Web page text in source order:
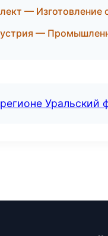
— Изготовление
—
Уральский